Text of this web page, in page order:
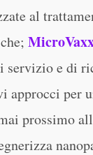
al
servizio e di
approcci per
prossimo